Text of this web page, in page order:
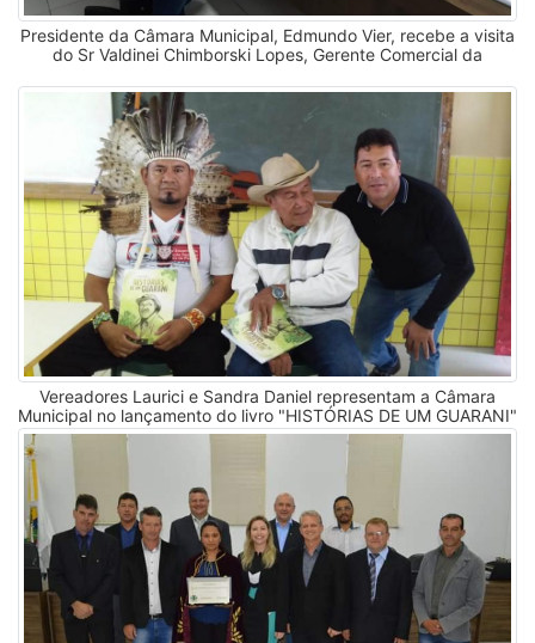
Presidente da Câmara Municipal, Edmundo Vier, recebe a visita
do Sr Valdinei Chimborski Lopes, Gerente Comercial da
Vereadores Laurici e Sandra Daniel representam a Câmara
Municipal no lançamento do livro "HISTÓRIAS DE UM GUARANI"